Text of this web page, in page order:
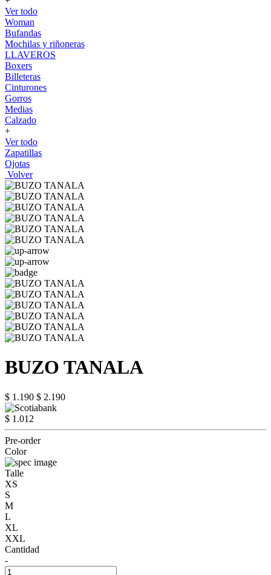
Ver todo
Woman
Bufandas
Mochilas y riñoneras
LLAVEROS
Boxers
Billeteras
Cinturones
Gorros
Medias
Calzado
+
Ver todo
Zapatillas
Ojotas
Volver
BUZO TANALA
$ 1.190 $ 2.190
$ 1.012
Pre-order
Color
Talle
XS
S
M
L
XL
XXL
Cantidad
-